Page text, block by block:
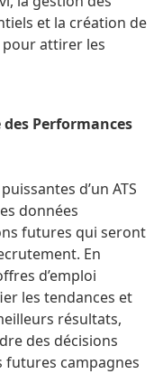
et la création de
attirer les
Performances
d’un ATS
données
futures qui seront
En
d’emploi
les tendances et
résultats,
des décisions
futures campagnes